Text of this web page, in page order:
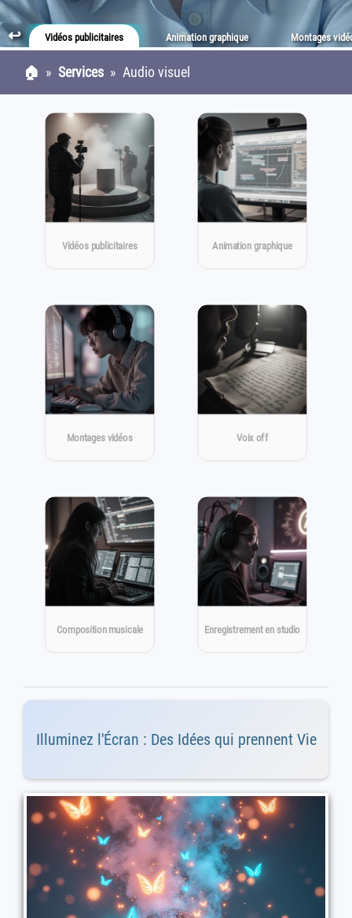
↩ Vidéos publicitaires Animation graphique Montages
🏠 » Services » Audio visuel
Vidéos publicitaires Animation graphique
Montages vidéos Voix off
Composition musicale Enregistrement en studio
Illuminez l'Écran : Des Idées qui prennent Vie